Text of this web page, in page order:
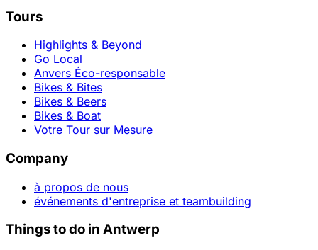
Tours
Highlights & Beyond
Go Local
Anvers Éco-responsable
Bikes & Bites
Bikes & Beers
Bikes & Boat
Votre Tour sur Mesure
Company
à propos de nous
événements d'entreprise et teambuilding
Things to do in Antwerp